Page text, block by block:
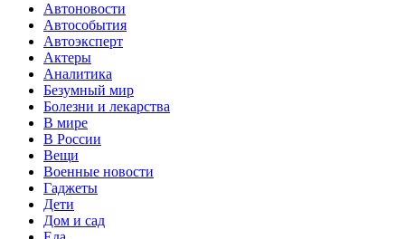
Автоновости
Автособытия
Автоэксперт
Актеры
Аналитика
Безумный мир
Болезни и лекарства
В мире
В России
Вещи
Военные новости
Гаджеты
Дети
Дом и сад